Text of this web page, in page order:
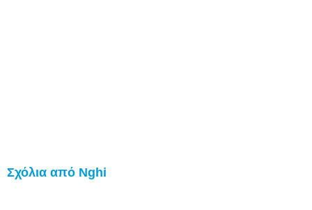
Σχόλια από Nghi